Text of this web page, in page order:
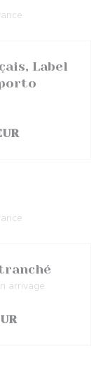
Label
arrivage